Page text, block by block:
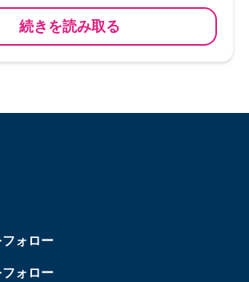
続きを読み取る
ォロー
ォロー